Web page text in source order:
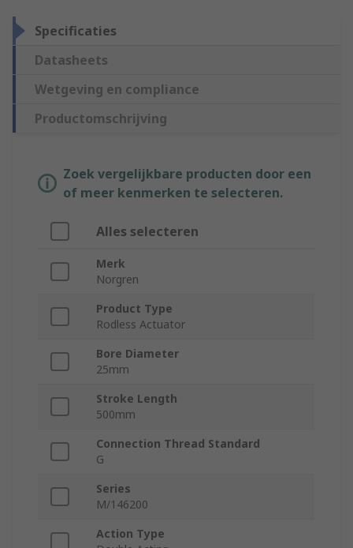
Specificaties
Datasheets
Wetgeving en compliance
Productomschrijving
Zoek vergelijkbare producten door een
of meer kenmerken te selecteren.
Alles selecteren
Merk
Norgren
Product Type
Rodless Actuator
Bore Diameter
25mm
Stroke Length
500mm
Connection Thread Standard
G
Series
M/146200
Action Type